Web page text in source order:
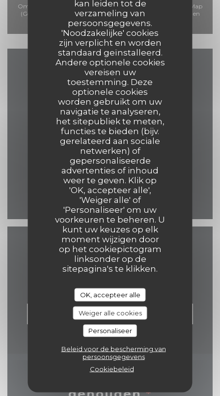
kan leiden tot de
verzameling van
persoonsgegevens.
'Noodzakelijke' cookies
zijn verplicht en worden
standaard geïnstalleerd.
Andere optionele cookies
vereisen uw
toestemming. Deze
optionele cookies
worden gebruikt om uw
navigatie te analyseren,
het sitepubliek te meten,
functies te bieden (bijv.
gerelateerd aan sociale
netwerken) of
gepersonaliseerde
advertenties of inhoud
weer te geven. Klik op
'OK, accepteer alle',
'Weiger alle' of
'Personaliseer' om uw
voorkeuren te beheren. U
kunt uw keuzes op elk
moment wijzigen door
op het cookiepictogram
linksonder op de
sitepagina's te klikken.
OK, accepteer alle
Weiger alle cookies
Personaliseer
Beleid voor de bescherming van
persoonsgegevens
Cookiebeleid
Om de interactieve Waze-kaart weer te geven, moet u Waze Map
(Google) cookies accepteren. Deze cookies kunnen navigatie- en
locatiegegevens verzamelen.
Toestaan
Plattegrond en
Contact
17 Grand Place 7500 Tournai
069 84 30 35
eelke.ashley@hotmail.com
Facebook ((opent in
Neem contact met ons
op
RESERVEER EEN TAFEL